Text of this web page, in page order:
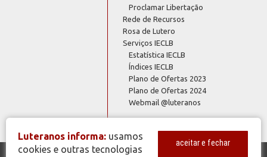
Proclamar Libertação
Rede de Recursos
Rosa de Lutero
Serviços IECLB
Estatística IECLB
Índices IECLB
Plano de Ofertas 2023
Plano de Ofertas 2024
Webmail @luteranos
Luteranos informa: usamos
cookies e outras tecnologias
aceitar e fechar